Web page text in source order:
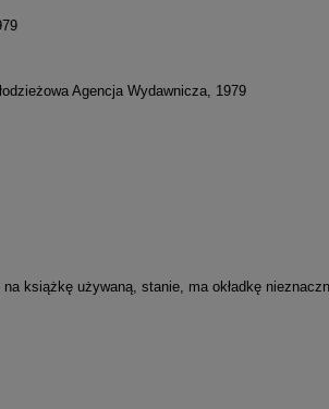
Agencja Wydawnicza, 1979
książkę używaną, stanie, ma okładkę